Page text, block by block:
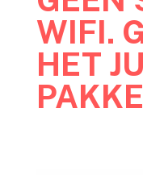
WIFI.
HET